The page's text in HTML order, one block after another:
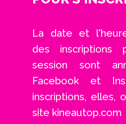
La date et
des inscriptions
session sont
Facebook et
inscriptions, elles,
site kineautop.com